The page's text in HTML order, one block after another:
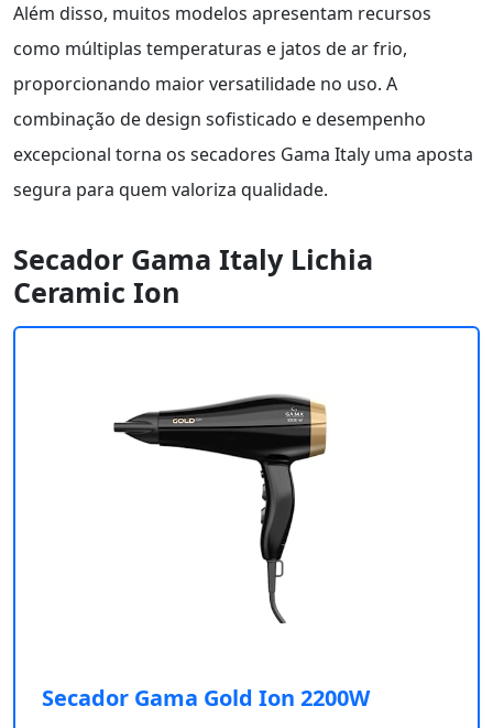
Além disso, muitos modelos apresentam recursos
como múltiplas temperaturas e jatos de ar frio,
proporcionando maior versatilidade no uso. A
combinação de design sofisticado e desempenho
excepcional torna os secadores Gama Italy uma aposta
segura para quem valoriza qualidade.
Secador Gama Italy Lichia
Ceramic Ion
Secador Gama Gold Ion 2200W